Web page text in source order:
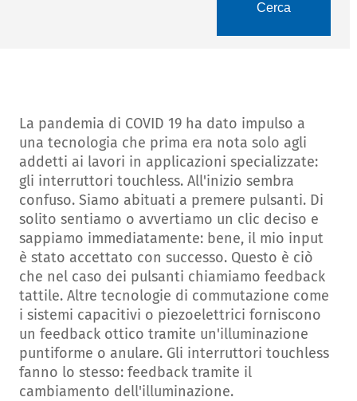
Cerca
La pandemia di COVID 19 ha dato impulso a
una tecnologia che prima era nota solo agli
addetti ai lavori in applicazioni specializzate:
gli interruttori touchless. All'inizio sembra
confuso. Siamo abituati a premere pulsanti. Di
solito sentiamo o avvertiamo un clic deciso e
sappiamo immediatamente: bene, il mio input
è stato accettato con successo. Questo è ciò
che nel caso dei pulsanti chiamiamo feedback
tattile. Altre tecnologie di commutazione come
i sistemi capacitivi o piezoelettrici forniscono
un feedback ottico tramite un'illuminazione
puntiforme o anulare. Gli interruttori touchless
fanno lo stesso: feedback tramite il
cambiamento dell'illuminazione.